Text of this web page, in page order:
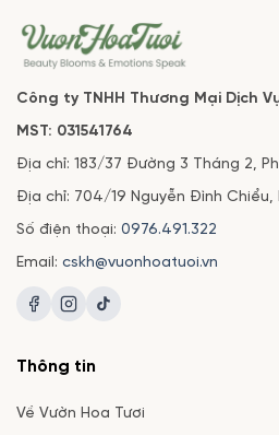
Công ty TNHH Thương Mại Dịch
MST: 031541764
Địa chỉ: 183/37 Đường 3 Tháng 2,
Địa chỉ: 704/19 Nguyễn Đình Chiểu,
Số điện thoại: 0976.491.322
Email: cskh@vuonhoatuoi.vn
Thông tin
Về Vườn Hoa Tươi